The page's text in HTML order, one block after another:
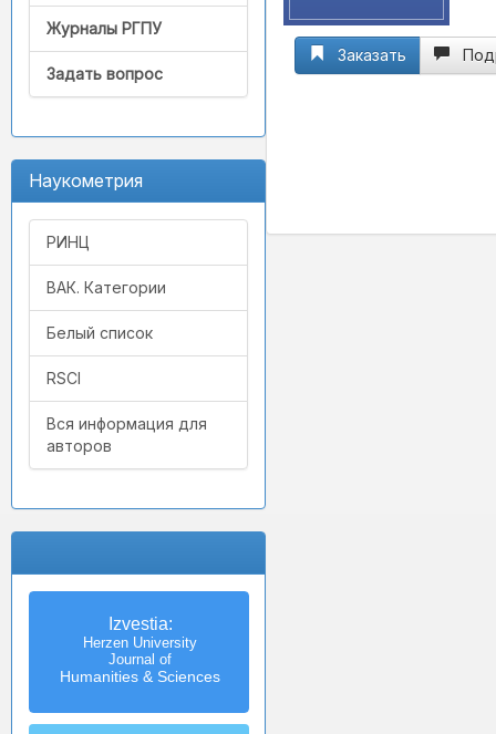
Журналы РГПУ
Задать вопрос
Наукометрия
РИНЦ
ВАК. Категории
Белый список
RSCI
Вся информация для
авторов
Izvestia:
Herzen University
Journal of
Humanities & Sciences
Заказать